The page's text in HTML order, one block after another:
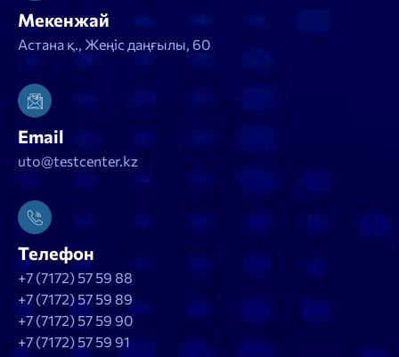
Мекенжай
Астана қ., Жеңіс даңғылы, 60
Email
uto@testcenter.kz
Телефон
+7 (7172) 57 59 88
+7 (7172) 57 59 89
+7 (7172) 57 59 90
+7 (7172) 57 59 91